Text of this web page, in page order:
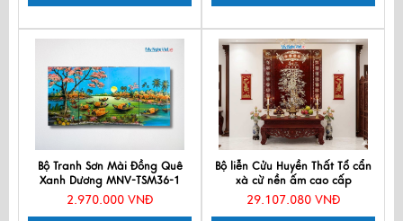
Bộ Tranh Sơn Mài Đồng Quê
Xanh Dương MNV-TSM36-1
2.970.000 VNĐ
Bộ liễn Cửu Huyền Thất Tổ cẩn
xà cừ nền ấm cao cấp
126x126cm
29.107.080 VNĐ